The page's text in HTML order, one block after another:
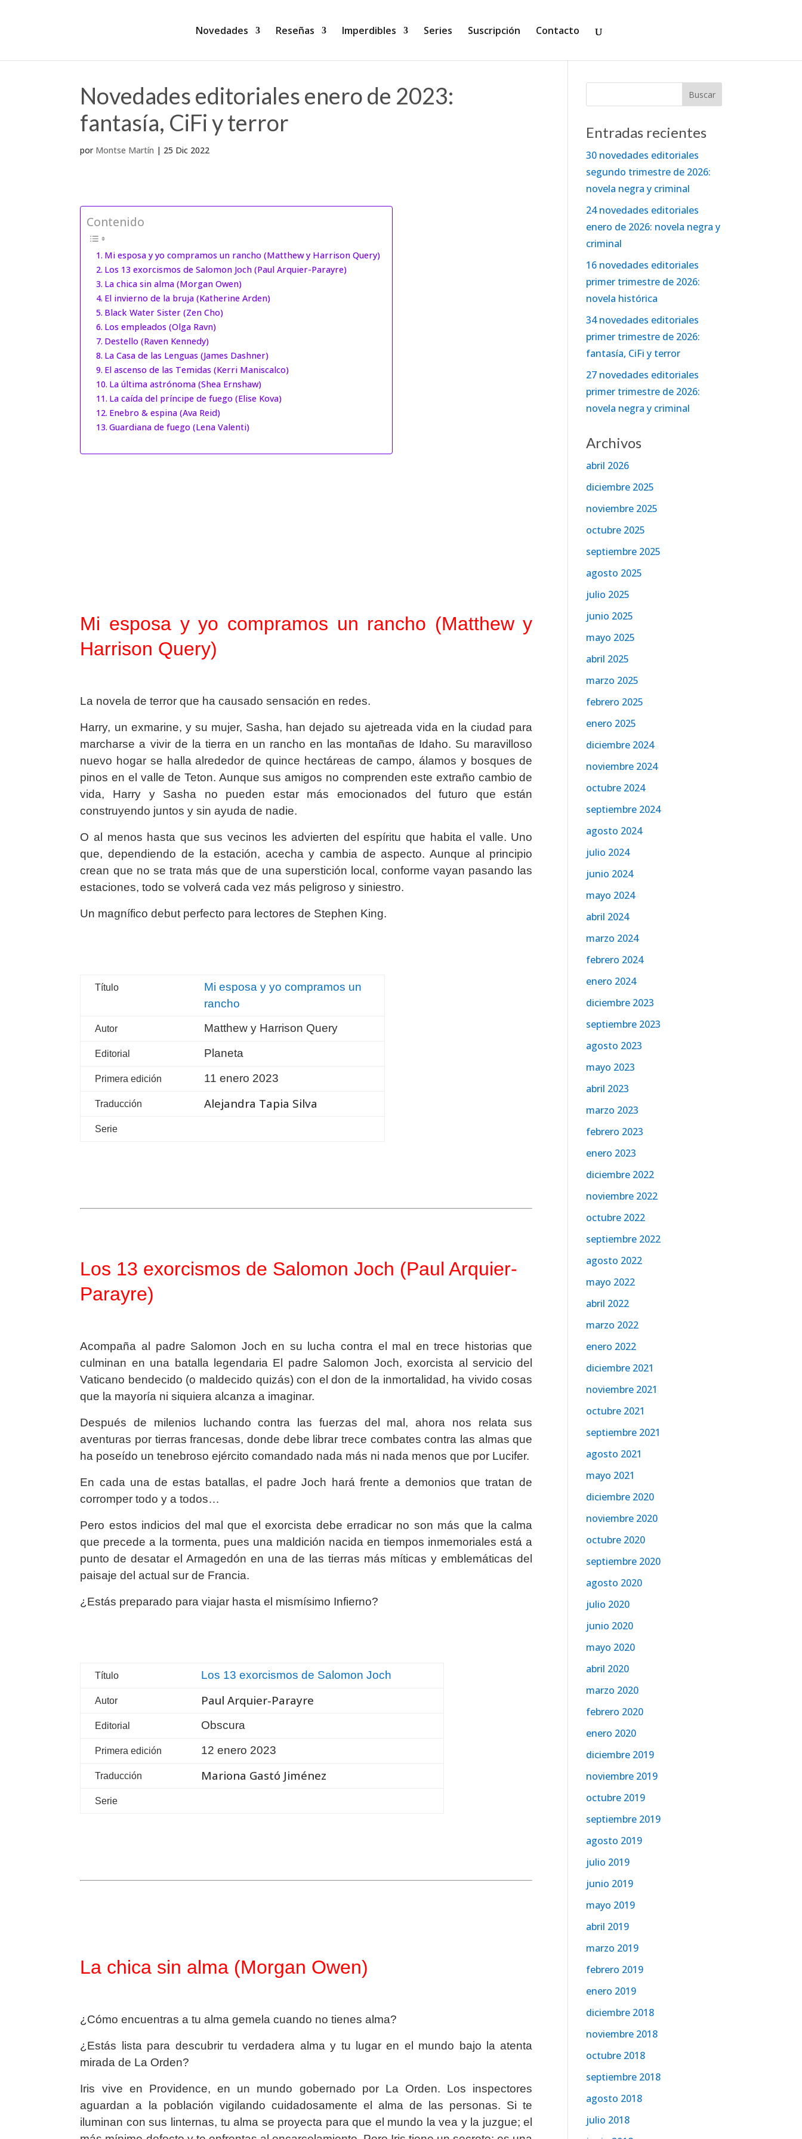
Novedades Reseñas Imperdibles Series Suscripción Contacto
Novedades editoriales enero de 2023:
fantasía, CiFi y terror
por Montse Martín | 25 Dic 2022
Contenido
Mi esposa y yo compramos un rancho (Matthew y Harrison Query)
Los 13 exorcismos de Salomon Joch (Paul Arquier-Parayre)
La chica sin alma (Morgan Owen)
El invierno de la bruja (Katherine Arden)
Black Water Sister (Zen Cho)
Los empleados (Olga Ravn)
Destello (Raven Kennedy)
La Casa de las Lenguas (James Dashner)
El ascenso de las Temidas (Kerri Maniscalco)
La última astrónoma (Shea Ernshaw)
La caída del príncipe de fuego (Elise Kova)
Enebro & espina (Ava Reid)
Guardiana de fuego (Lena Valenti)
Mi esposa y yo compramos un rancho (Matthew y
Harrison Query)
La novela de terror que ha causado sensación en redes.
Harry, un exmarine, y su mujer, Sasha, han dejado su ajetreada vida en la ciudad para
marcharse a vivir de la tierra en un rancho en las montañas de Idaho. Su maravilloso
nuevo hogar se halla alrededor de quince hectáreas de campo, álamos y bosques de
pinos en el valle de Teton. Aunque sus amigos no comprenden este extraño cambio de
vida, Harry y Sasha no pueden estar más emocionados del futuro que están
construyendo juntos y sin ayuda de nadie.
O al menos hasta que sus vecinos les advierten del espíritu que habita el valle. Uno
que, dependiendo de la estación, acecha y cambia de aspecto. Aunque al principio
crean que no se trata más que de una superstición local, conforme vayan pasando las
estaciones, todo se volverá cada vez más peligroso y siniestro.
Un magnífico debut perfecto para lectores de Stephen King.
Título
Mi esposa y yo compramos un
rancho
Autor Matthew y Harrison Query
Editorial Planeta
Primera edición 11 enero 2023
Traducción Alejandra Tapia Silva
Serie
Los 13 exorcismos de Salomon Joch (Paul Arquier-
Parayre)
Acompaña al padre Salomon Joch en su lucha contra el mal en trece historias que
culminan en una batalla legendaria El padre Salomon Joch, exorcista al servicio del
Vaticano bendecido (o maldecido quizás) con el don de la inmortalidad, ha vivido cosas
que la mayoría ni siquiera alcanza a imaginar.
Después de milenios luchando contra las fuerzas del mal, ahora nos relata sus
aventuras por tierras francesas, donde debe librar trece combates contra las almas que
ha poseído un tenebroso ejército comandado nada más ni nada menos que por Lucifer.
En cada una de estas batallas, el padre Joch hará frente a demonios que tratan de
corromper todo y a todos…
Pero estos indicios del mal que el exorcista debe erradicar no son más que la calma
que precede a la tormenta, pues una maldición nacida en tiempos inmemoriales está a
punto de desatar el Armagedón en una de las tierras más míticas y emblemáticas del
paisaje del actual sur de Francia.
¿Estás preparado para viajar hasta el mismísimo Infierno?
Título Los 13 exorcismos de Salomon Joch
Autor Paul Arquier-Parayre
Editorial Obscura
Primera edición 12 enero 2023
Traducción Mariona Gastó Jiménez
Serie
La chica sin alma (Morgan Owen)
¿Cómo encuentras a tu alma gemela cuando no tienes alma?
¿Estás lista para descubrir tu verdadera alma y tu lugar en el mundo bajo la atenta
mirada de La Orden?
Iris vive en Providence, en un mundo gobernado por La Orden. Los inspectores
aguardan a la población vigilando cuidadosamente el alma de las personas. Si te
iluminan con sus linternas, tu alma se proyecta para que el mundo la vea y la juzgue; el
Entradas recientes
30 novedades editoriales
segundo trimestre de 2026:
novela negra y criminal
24 novedades editoriales
enero de 2026: novela negra y
criminal
16 novedades editoriales
primer trimestre de 2026:
novela histórica
34 novedades editoriales
primer trimestre de 2026:
fantasía, CiFi y terror
27 novedades editoriales
primer trimestre de 2026:
novela negra y criminal
Archivos
abril 2026
diciembre 2025
noviembre 2025
octubre 2025
septiembre 2025
agosto 2025
julio 2025
junio 2025
mayo 2025
abril 2025
marzo 2025
febrero 2025
enero 2025
diciembre 2024
noviembre 2024
octubre 2024
septiembre 2024
agosto 2024
julio 2024
junio 2024
mayo 2024
abril 2024
marzo 2024
febrero 2024
enero 2024
diciembre 2023
septiembre 2023
agosto 2023
mayo 2023
abril 2023
marzo 2023
febrero 2023
enero 2023
diciembre 2022
noviembre 2022
octubre 2022
septiembre 2022
agosto 2022
mayo 2022
abril 2022
marzo 2022
enero 2022
diciembre 2021
noviembre 2021
octubre 2021
septiembre 2021
agosto 2021
mayo 2021
diciembre 2020
noviembre 2020
octubre 2020
septiembre 2020
agosto 2020
julio 2020
junio 2020
mayo 2020
abril 2020
marzo 2020
febrero 2020
enero 2020
diciembre 2019
noviembre 2019
octubre 2019
septiembre 2019
agosto 2019
julio 2019
junio 2019
mayo 2019
abril 2019
marzo 2019
febrero 2019
enero 2019
diciembre 2018
noviembre 2018
octubre 2018
septiembre 2018
agosto 2018
julio 2018